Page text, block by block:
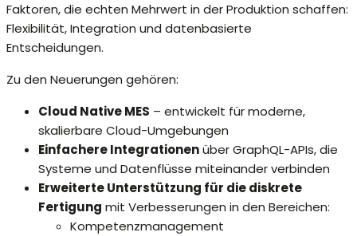
Faktoren, die echten Mehrwert in der Produktion schaffen:
Flexibilität, Integration und datenbasierte
Entscheidungen.
Zu den Neuerungen gehören:
Cloud Native MES – entwickelt für moderne,
skalierbare Cloud-Umgebungen
Einfachere Integrationenüber GraphQL-APIs, die
Systeme und Datenflüsse miteinander verbinden
Erweiterte Unterstützung für die diskrete
Fertigung mit Verbesserungen in den Bereichen:
Kompetenzmanagement